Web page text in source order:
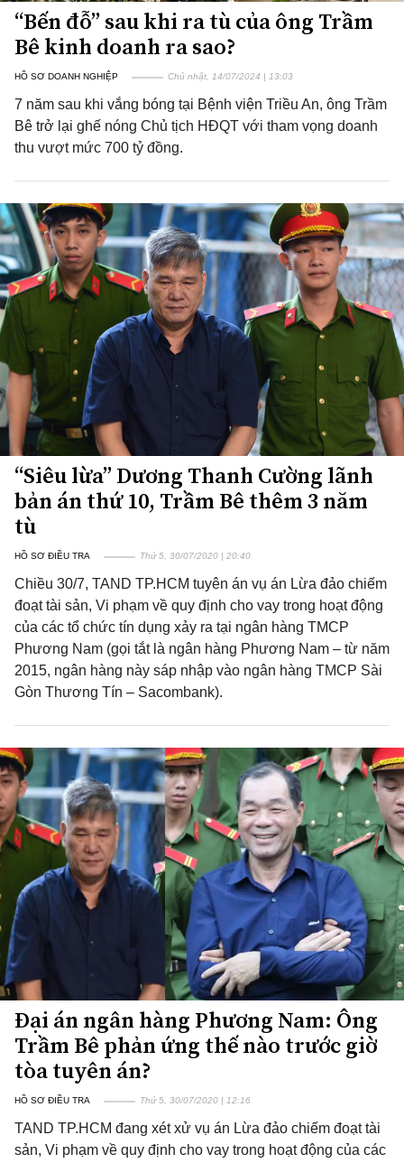
“Bến đỗ” sau khi ra tù của ông Trầm
Bê kinh doanh ra sao?
HỒ SƠ DOANH NGHIỆP Chủ nhật, 14/07/2024 | 13:03
7 năm sau khi vắng bóng tại Bệnh viện Triều An, ông Trầm
Bê trở lại ghế nóng Chủ tịch HĐQT với tham vọng doanh
thu vượt mức 700 tỷ đồng.
“Siêu lừa” Dương Thanh Cường lãnh
bản án thứ 10, Trầm Bê thêm 3 năm
tù
HỒ SƠ ĐIỀU TRA Thứ 5, 30/07/2020 | 20:40
Chiều 30/7, TAND TP.HCM tuyên án vụ án Lừa đảo chiếm
đoạt tài sản, Vi phạm về quy định cho vay trong hoạt động
của các tổ chức tín dụng xảy ra tại ngân hàng TMCP
Phương Nam (gọi tắt là ngân hàng Phương Nam – từ năm
2015, ngân hàng này sáp nhập vào ngân hàng TMCP Sài
Gòn Thương Tín – Sacombank).
Đại án ngân hàng Phương Nam: Ông
Trầm Bê phản ứng thế nào trước giờ
tòa tuyên án?
HỒ SƠ ĐIỀU TRA Thứ 5, 30/07/2020 | 12:16
TAND TP.HCM đang xét xử vụ án Lừa đảo chiếm đoạt tài
sản, Vi phạm về quy định cho vay trong hoạt động của các